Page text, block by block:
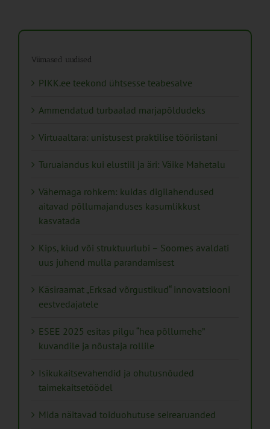
Viimased uudised
PIKK.ee teekond ühtsesse teabesalve
Ammendatud turbaalad marjapõldudeks
Virtuaaltara: unistusest praktilise tööriistani
Turuaiandus kui elustiil ja äri: Väike Mahetalu
Vähemaga rohkem: kuidas digilahendused
aitavad põllumajanduses kasumlikkust
kasvatada
Kips, kiud või struktuurlubi – Soomes avaldati
uus juhend mulla parandamisest
Käsiraamat „Erksad võrgustikud“ innovatsiooni
eestvedajatele
ESEE 2025 esitas pilgu “hea põllumehe”
kuvandile ja nõustaja rollile
Isikukaitsevahendid ja ohutusnõuded
taimekaitsetöödel
Mida näitavad toiduohutuse seirearuanded